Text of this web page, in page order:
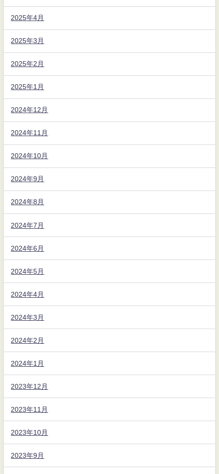
2025年4月
2025年3月
2025年2月
2025年1月
2024年12月
2024年11月
2024年10月
2024年9月
2024年8月
2024年7月
2024年6月
2024年5月
2024年4月
2024年3月
2024年2月
2024年1月
2023年12月
2023年11月
2023年10月
2023年9月